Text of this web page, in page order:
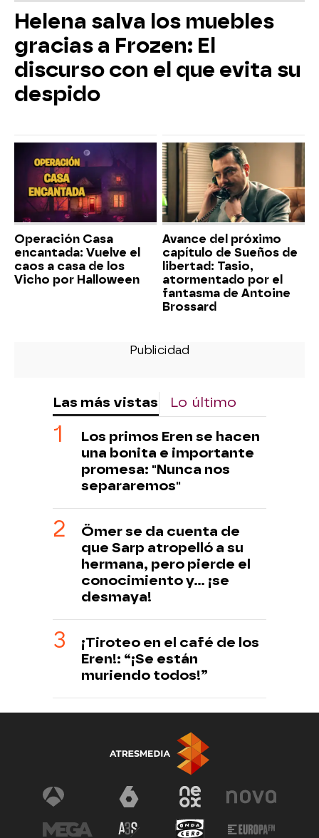
Helena salva los muebles
gracias a Frozen: El
discurso con el que evita su
despido
Operación Casa
encantada: Vuelve el
caos a casa de los
Vicho por Halloween
Avance del próximo
capítulo de Sueños de
libertad: Tasio,
atormentado por el
fantasma de Antoine
Brossard
Las más vistas Lo último
Los primos Eren se hacen
una bonita e importante
promesa: "Nunca nos
separaremos"
Ömer se da cuenta de
que Sarp atropelló a su
hermana, pero pierde el
conocimiento y... ¡se
desmaya!
¡Tiroteo en el café de los
Eren!: “¡Se están
muriendo todos!”